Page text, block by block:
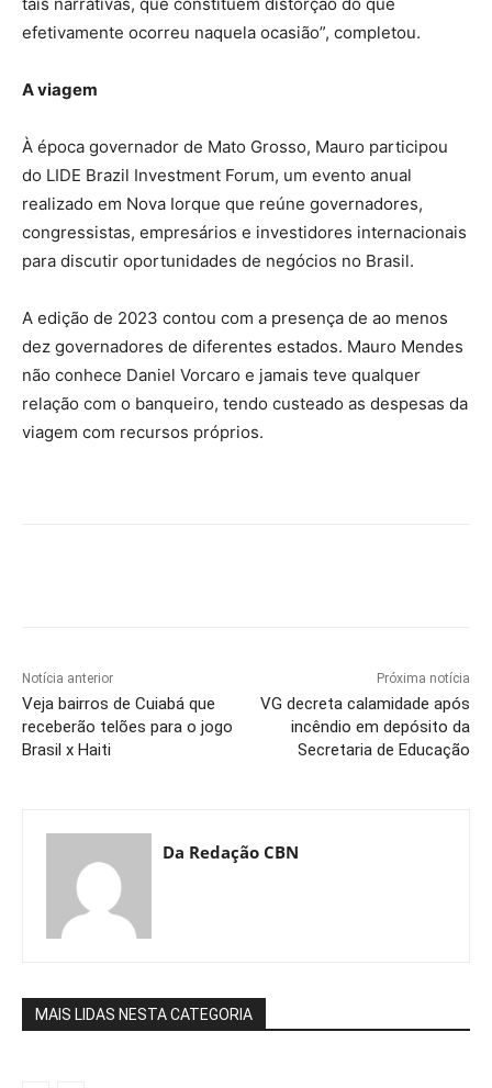
efetivamente ocorreu naquela ocasião”, completou.
A viagem
À época governador de Mato Grosso, Mauro participou
do LIDE Brazil Investment Forum, um evento anual
realizado em Nova Iorque que reúne governadores,
congressistas, empresários e investidores internacionais
para discutir oportunidades de negócios no Brasil.
A edição de 2023 contou com a presença de ao menos
dez governadores de diferentes estados. Mauro Mendes
não conhece Daniel Vorcaro e jamais teve qualquer
relação com o banqueiro, tendo custeado as despesas da
viagem com recursos próprios.
Notícia anterior
Veja bairros de Cuiabá que
receberão telões para o jogo
Brasil x Haiti
Próxima notícia
VG decreta calamidade após
incêndio em depósito da
Secretaria de Educação
Da Redação CBN
MAIS LIDAS NESTA CATEGORIA